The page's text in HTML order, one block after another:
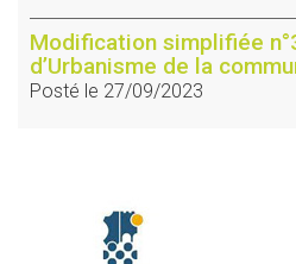
Modification simplifiée
d’Urbanisme de la
Posté le 27/09/2023